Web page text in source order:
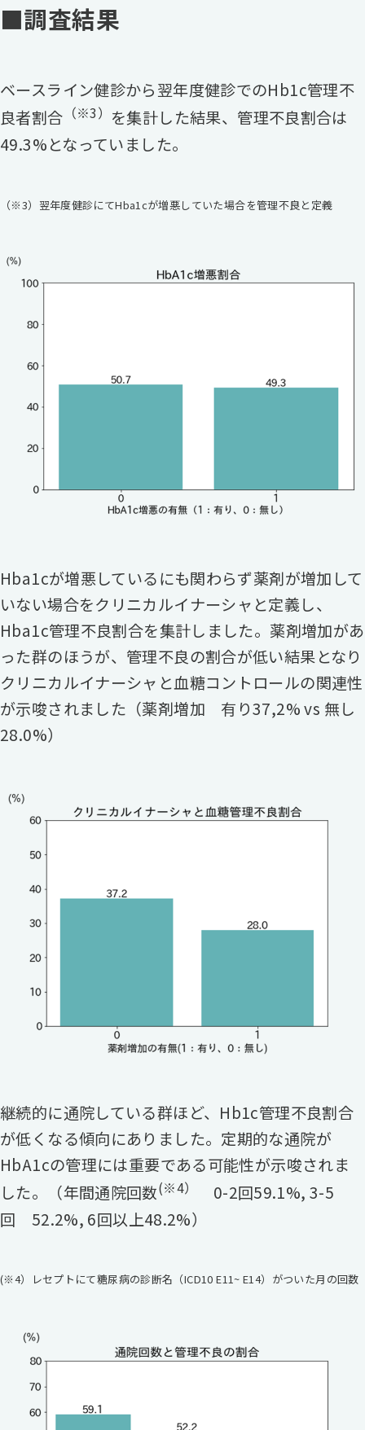
■調査結果
ベースライン健診から翌年度健診でのHb1c管理不
良者割合 （※3） を集計した結果、管理不良割合は
49.3%となっていました。
（※3）翌年度健診にてHba1cが増悪していた場合を管理不良と定義
Hba1cが増悪しているにも関わらず薬剤が増加して
いない場合をクリニカルイナーシャと定義し、
Hba1c管理不良割合を集計しました。薬剤増加があ
った群のほうが、管理不良の割合が低い結果となり
クリニカルイナーシャと血糖コントロールの関連性
が示唆されました（薬剤増加 有り37,2% vs 無し
28.0%）
継続的に通院している群ほど、Hb1c管理不良割合
が低くなる傾向にありました。定期的な通院が
HbA1cの管理には重要である可能性が示唆されま
した。（年間通院回数(※4）
0-2回59.1%, 3-5
回 52.2%, 6回以上48.2%）
(※4）レセプトにて糖尿病の診断名（ICD10 E11~ E14）がついた月の回数